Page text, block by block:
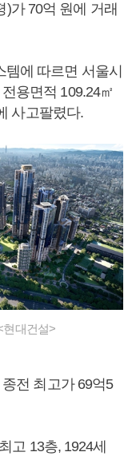
)가 70억 원에 거래
에 따르면 서울시
용면적 109.24㎡
사고팔렸다.
현대건설>
전 최고가 69억5
고 13층, 1924세